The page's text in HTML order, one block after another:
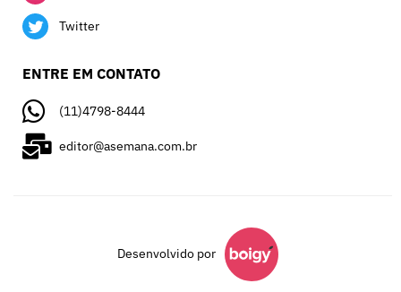
Twitter
ENTRE EM CONTATO
(11)4798-8444
editor@asemana.com.br
Desenvolvido por